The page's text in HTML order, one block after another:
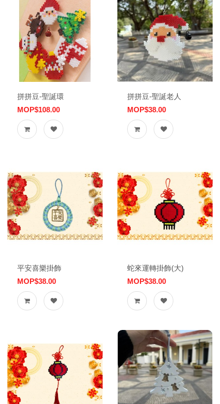
拼拼豆-聖誕環
MOP$108.00
拼拼豆-聖誕老人
MOP$38.00
平安喜樂掛飾
MOP$38.00
蛇來運轉掛飾(大)
MOP$38.00